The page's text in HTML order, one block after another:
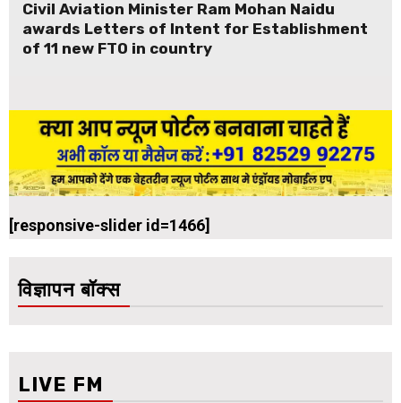
Civil Aviation Minister Ram Mohan Naidu
awards Letters of Intent for Establishment
of 11 new FTO in country
[responsive-slider id=1466]
विज्ञापन बॉक्स
LIVE FM